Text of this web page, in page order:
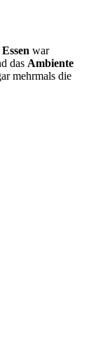
Essen war
das Ambiente
mehrmals die